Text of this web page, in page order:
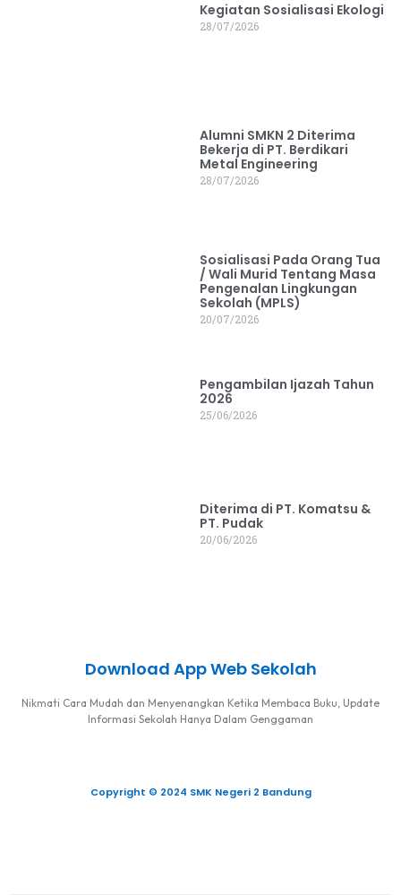
Kegiatan Sosialisasi Ekologi
28/07/2026
Alumni SMKN 2 Diterima
Bekerja di PT. Berdikari
Metal Engineering
28/07/2026
Sosialisasi Pada Orang Tua
/ Wali Murid Tentang Masa
Pengenalan Lingkungan
Sekolah (MPLS)
20/07/2026
Pengambilan Ijazah Tahun
2026
25/06/2026
Diterima di PT. Komatsu &
PT. Pudak
20/06/2026
Download App Web Sekolah
Nikmati Cara Mudah dan Menyenangkan Ketika Membaca Buku, Update
Informasi Sekolah Hanya Dalam Genggaman
Copyright © 2024 SMK Negeri 2 Bandung